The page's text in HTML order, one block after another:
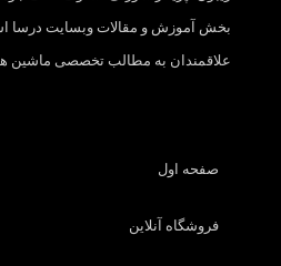
بخش آموزش و مقالات وبسایت درسا
علاقمندان به مطالب تخصصی ماشین
صفحه اول
فروشگاه آنلاین